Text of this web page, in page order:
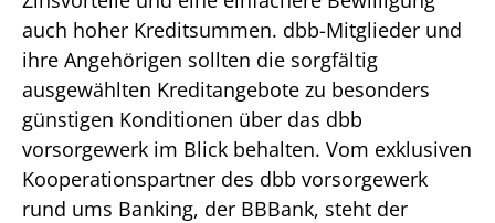
auch hoher Kreditsummen. dbb-Mitglieder und
ihre Angehörigen sollten die sorgfältig
ausgewählten Kreditangebote zu besonders
günstigen Konditionen über das dbb
vorsorgewerk im Blick behalten. Vom exklusiven
Kooperationspartner des dbb vorsorgewerk
rund ums Banking, der BBBank, steht der